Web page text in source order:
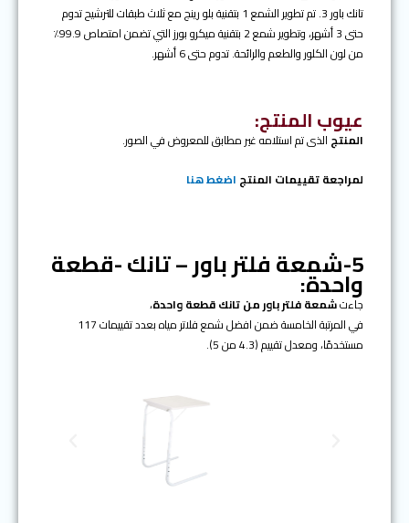
تانك باور 3. تم تطوير الشمع 1 بتقنية بلو رينج مع ثلاث طبقات للترشيح تدوم
حتى 3 أشهر، وتطوير شمع 2 بتقنية ميكرو بورز التي تضمن امتصاص 99.9٪
من لون الكلور والطعم والرائحة. تدوم حتى 6 أشهر.
عيوب المنتج:
المنتج الذى تم استلامه غير مطابق للمعروض في الصور.
لمراجعة تقييمات المنتج اضغط هنا
5-شمعة فلتر باور – تانك -قطعة
واحدة:
جاءتشمعة فلتر باور من تانك قطعة واحدة،
في المرتبة الخامسة ضمن افضل شمع فلاتر مياه بعدد تقييمات 117
مستخدمًا، ومعدل تقييم (4.3 من 5).